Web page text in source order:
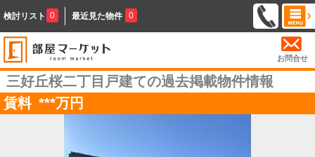
検討リスト 0 最近見た物件 0
お問合せ
三好丘桜二丁目戸建ての過去掲載物件情報
賃料 ***万円